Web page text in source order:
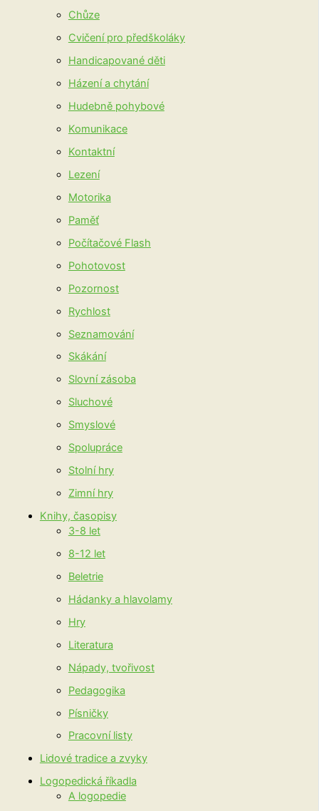
Chůze
Cvičení pro předškoláky
Handicapované děti
Házení a chytání
Hudebně pohybové
Komunikace
Kontaktní
Lezení
Motorika
Paměť
Počítačové Flash
Pohotovost
Pozornost
Rychlost
Seznamování
Skákání
Slovní zásoba
Sluchové
Smyslové
Spolupráce
Stolní hry
Zimní hry
Knihy, časopisy
3-8 let
8-12 let
Beletrie
Hádanky a hlavolamy
Hry
Literatura
Nápady, tvořivost
Pedagogika
Písničky
Pracovní listy
Lidové tradice a zvyky
Logopedická říkadla
A logopedie